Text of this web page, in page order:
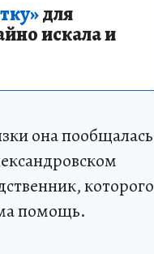
для
искала и
она пообщалась
которого
помощь.